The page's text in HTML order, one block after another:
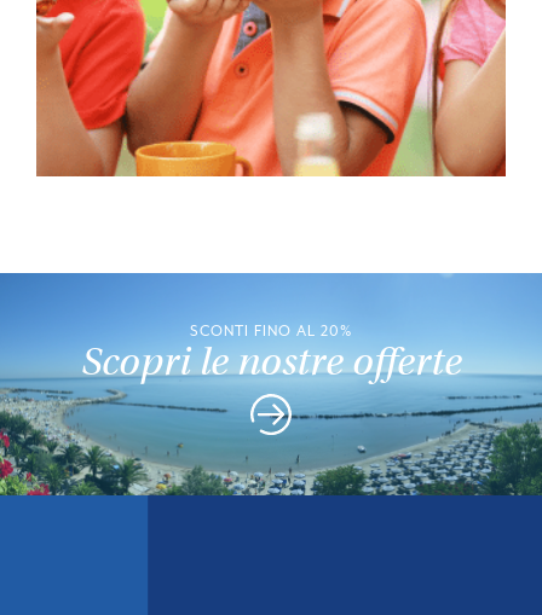
SCONTI FINO AL 20%
Scopri le nostre offerte